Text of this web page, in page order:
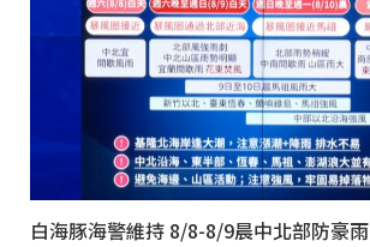
白海豚海警維持 8/8-8/9晨中北部防豪雨